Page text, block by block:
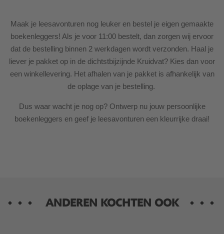
Maak je leesavonturen nog leuker en bestel je eigen gemaakte
boekenleggers! Als je voor 11:00 bestelt, dan zorgen wij ervoor
dat de bestelling binnen 2 werkdagen wordt verzonden. Haal je
liever je pakket op in de dichtstbijzijnde Kruidvat? Kies dan voor
een winkellevering. Het afhalen van je pakket is afhankelijk van
de oplage van je bestelling.
Dus waar wacht je nog op? Ontwerp nu jouw persoonlijke
boekenleggers en geef je leesavonturen een kleurrijke draai!
ANDEREN KOCHTEN OOK